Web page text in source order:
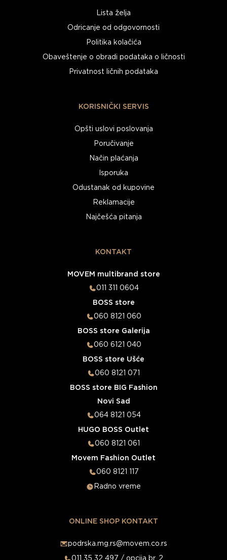
Lista želja
Odricanje od odgovornosti
Politika kolačića
Obaveštenje o obradi podataka o ličnosti
Privatnost ličnih podataka
KORISNIČKI SERVIS
Opšti uslovi poslovanja
Poručivanje
Način plaćanja
Isporuka
Odustanak od kupovine
Reklamacije
Najčešća pitanja
KONTAKT
MOVEM multibrand store
011 311 0604
BOSS store
060 8121 060
BOSS store Galerija
060 6121 040
BOSS store Ušće
060 8121 071
BOSS store BIG Fashion
Novi Sad
064 8121 054
HUGO BOSS Outlet
060 8121 061
Movem Fashion Outlet
060 8121 117
Radno vreme
ONLINE SHOP KONTAKT
podrska.mg.rs@movem.co.rs